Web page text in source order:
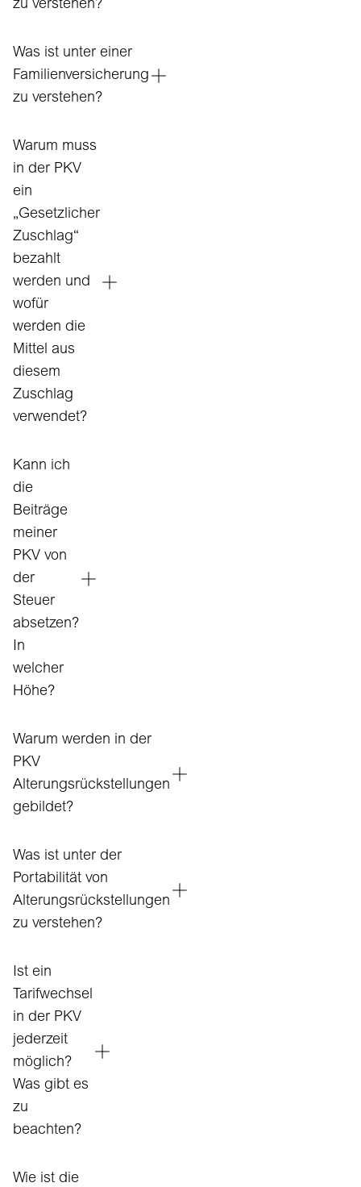
zu verstehen?
Was ist unter einer
Familienversicherung
zu verstehen?
Warum muss
in der PKV
ein
„Gesetzlicher
Zuschlag“
bezahlt
werden und
wofür
werden die
Mittel aus
diesem
Zuschlag
verwendet?
Kann ich
die
Beiträge
meiner
PKV von
der
Steuer
absetzen?
In
welcher
Höhe?
Warum werden in der
PKV
Alterungsrückstellungen
gebildet?
Was ist unter der
Portabilität von
Alterungsrückstellungen
zu verstehen?
Ist ein
Tarifwechsel
in der PKV
jederzeit
möglich?
Was gibt es
zu
beachten?
Wie ist die